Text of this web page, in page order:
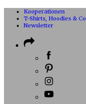
Kooperationen
T-Shirts, Hoodies & Co
Newsletter